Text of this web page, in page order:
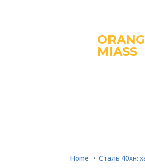
MIASS
Home Сталь 40хн: